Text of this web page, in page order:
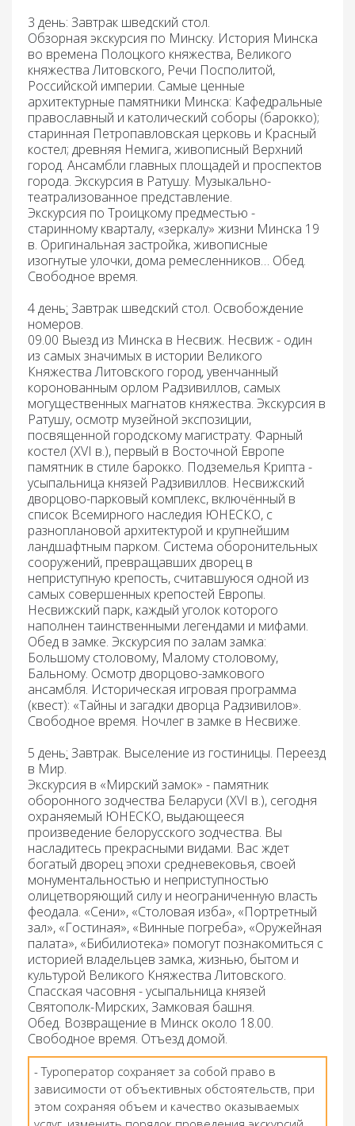
3 день: Завтрак шведский стол.
Обзорная экскурсия по Минску. История Минска
во времена Полоцкого княжества, Великого
княжества Литовского, Речи Посполитой,
Российской империи. Самые ценные
архитектурные памятники Минска: Кафедральные
православный и католический соборы (барокко);
старинная Петропавловская церковь и Красный
костел; древняя Немига, живописный Верхний
город. Ансамбли главных площадей и проспектов
города. Экскурсия в Ратушу. Музыкально-
театрализованное представление.
Экскурсия по Троицкому предместью -
старинному кварталу, «зеркалу» жизни Минска 19
в. Оригинальная застройка, живописные
изогнутые улочки, дома ремесленников… Обед.
Свободное время.
4 день: Завтрак шведский стол. Освобождение
номеров.
09.00 Выезд из Минска в Несвиж. Несвиж- один
из самых значимых в истории Великого
Княжества Литовского город, увенчанный
коронованным орлом Радзивиллов, самых
могущественных магнатов княжества. Экскурсия в
Ратушу, осмотр музейной экспозиции,
посвященной городскому магистрату. Фарный
костел (XVI в.), первый в Восточной Европе
памятник в стиле барокко. Подземелья Крипта -
усыпальница князей Радзивиллов. Несвижский
дворцово-парковый комплекс, включённый в
список Всемирного наследия ЮНЕСКО, с
разноплановой архитектурой и крупнейшим
ландшафтным парком. Система оборонительных
сооружений, превращавших дворец в
неприступную крепость, считавшуюся одной из
самых совершенных крепостей Европы.
Несвижский парк, каждый уголок которого
наполнен таинственными легендами и мифами.
Обед в замке. Экскурсия по залам замка:
Большому столовому, Малому столовому,
Бальному. Осмотр дворцово-замкового
ансамбля. Историческая игровая программа
(квест): «Тайны и загадки дворца Радзивилов».
Свободное время. Ночлег в замке в Несвиже.
5 день: Завтрак. Выселение из гостиницы. Переезд
в Мир.
Экскурсия в «Мирский замок» - памятник
оборонного зодчества Беларуси (XVI в.), сегодня
охраняемый ЮНЕСКО, выдающееся
произведение белорусского зодчества. Вы
насладитесь прекрасными видами. Вас ждет
богатый дворец эпохи средневековья, своей
монументальностью и неприступностью
олицетворяющий силу и неограниченную власть
феодала. «Сени», «Столовая изба», «Портретный
зал», «Гостиная», «Винные погреба», «Оружейная
палата», «Бибилиотека» помогут познакомиться с
историей владельцев замка, жизнью, бытом и
культурой Великого Княжества Литовского.
Спасская часовня - усыпальница князей
Святополк-Мирских, Замковая башня.
Обед. Возвращение в Минск около 18.00.
Свободное время. Отъезд домой.
- Туроператор сохраняет за собой право в
зависимости от объективных обстоятельств, при
этом сохраняя объем и качество оказываемых